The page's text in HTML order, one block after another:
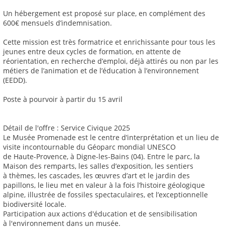
Un hébergement est proposé sur place, en complément des
600€ mensuels d’indemnisation.
Cette mission est très formatrice et enrichissante pour tous les
jeunes entre deux cycles de formation, en attente de
réorientation, en recherche d’emploi, déjà attirés ou non par les
métiers de l’animation et de l’éducation à l’environnement
(EEDD).
Poste à pourvoir à partir du 15 avril
Détail de l'offre : Service Civique 2025
Le Musée Promenade est le centre d’interprétation et un lieu de
visite incontournable du Géoparc mondial UNESCO
de Haute-Provence, à Digne-les-Bains (04). Entre le parc, la
Maison des remparts, les salles d’exposition, les sentiers
à thèmes, les cascades, les œuvres d’art et le jardin des
papillons, le lieu met en valeur à la fois l’histoire géologique
alpine, illustrée de fossiles spectaculaires, et l’exceptionnelle
biodiversité locale.
Participation aux actions d'éducation et de sensibilisation
à l'environnement dans un musée.